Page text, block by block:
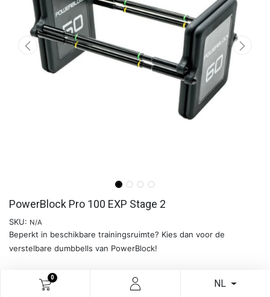
0
NL
PowerBlock Pro 100 EXP Stage 2
SKU: N/A
Beperkt in beschikbare trainingsruimte? Kies dan voor de
verstelbare dumbbells van PowerBlock!
Meer info